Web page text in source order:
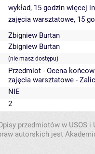
wykład, 15 godzin więcej
zajęcia warsztatowe, 15
Zbigniew Burtan
Zbigniew Burtan
(nie masz dostępu)
Przedmiot - Ocena
zajęcia warsztatowe -
NIE
2
przedmiotów w USOS
autorskich jest